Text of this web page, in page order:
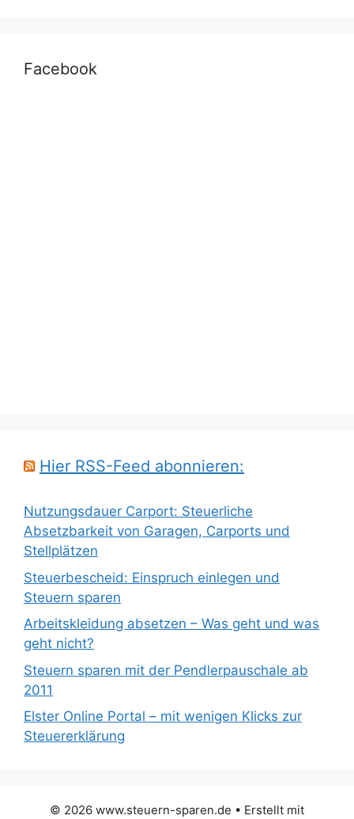
Facebook
Hier RSS-Feed abonnieren:
Nutzungsdauer Carport: Steuerliche
Absetzbarkeit von Garagen, Carports und
Stellplätzen
Steuerbescheid: Einspruch einlegen und
Steuern sparen
Arbeitskleidung absetzen – Was geht und was
geht nicht?
Steuern sparen mit der Pendlerpauschale ab
2011
Elster Online Portal – mit wenigen Klicks zur
Steuererklärung
© 2026 www.steuern-sparen.de • Erstellt mit